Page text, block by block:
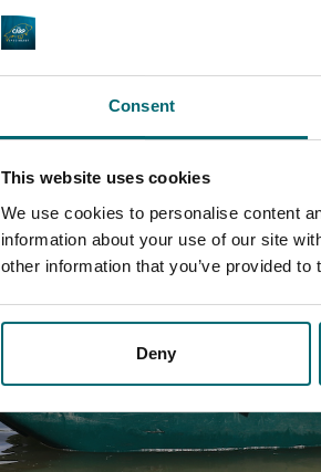
Consent
This website uses cookies
We use cookies to personalise content
information about your use of our site
other information that you’ve provided
Deny